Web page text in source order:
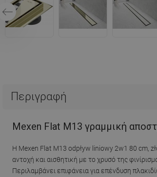
Περιγραφή
Mexen Flat M13 γραμμική
Η Mexen Flat M13 odpływ liniowy 2w1 80 cm,
αντοχή και αισθητική με το χρυσό της
Περιλαμβάνει επιφάνεια για επένδυση